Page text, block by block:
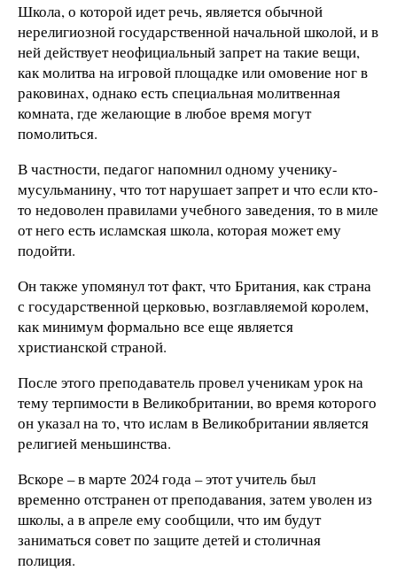
Школа, о которой идет речь, является обычной
нерелигиозной государственной начальной школой, и в
ней действует неофициальный запрет на такие вещи,
как молитва на игровой площадке или омовение ног в
раковинах, однако есть специальная молитвенная
комната, где желающие в любое время могут
помолиться.
В частности, педагог напомнил одному ученику-
мусульманину, что тот нарушает запрет и что если кто-
то недоволен правилами учебного заведения, то в миле
от него есть исламская школа, которая может ему
подойти.
Он также упомянул тот факт, что Британия, как страна
с государственной церковью, возглавляемой королем,
как минимум формально все еще является
христианской страной.
После этого преподаватель провел ученикам урок на
тему терпимости в Великобритании, во время которого
он указал на то, что ислам в Великобритании является
религией меньшинства.
Вскоре – в марте 2024 года – этот учитель был
временно отстранен от преподавания, затем уволен из
школы, а в апреле ему сообщили, что им будут
заниматься совет по защите детей и столичная
полиция.